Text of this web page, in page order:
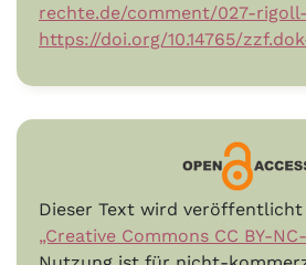
rechte.de/comment/027-
https://doi.org/10.14765/
Dieser Text wird
„Creative Commons CC BY-